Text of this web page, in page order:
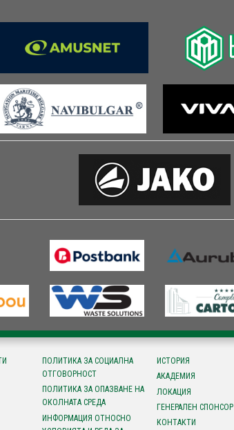
ПОЛИТИКА ЗА СОЦИАЛНА
ОТГОВОРНОСТ
ПОЛИТИКА ЗА ОПАЗВАНЕ НА
ОКОЛНАТА СРЕДА
ИНФОРМАЦИЯ ОТНОСНО
ИСТОРИЯ
АКАДЕМИЯ
ЛОКАЦИЯ
ГЕНЕРАЛЕН СПОНСОР
КОНТАКТИ